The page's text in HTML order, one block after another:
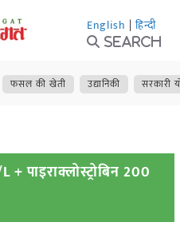
English | हिन्दी
Search
फसल की खेती उद्यानिकी सरकारी
पाइराक्लोस्ट्रोबिन 200